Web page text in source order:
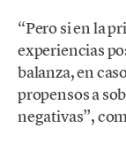
“Pero si en la
experiencias
balanza, en
propensos a
negativas”,